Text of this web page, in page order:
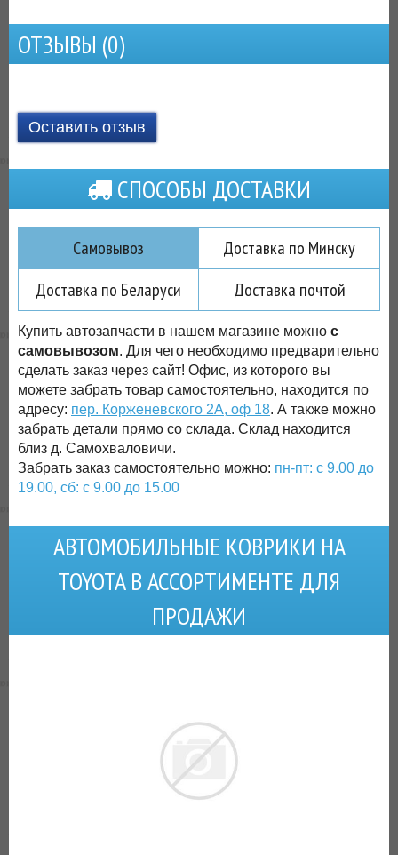
ОТЗЫВЫ (0)
Оставить отзыв
СПОСОБЫ ДОСТАВКИ
Самовывоз
Доставка по Минску
Доставка по Беларуси
Доставка почтой
Купить автозапчасти в нашем магазине можно с
самовывозом. Для чего необходимо предварительно
сделать заказ через сайт! Офис, из которого вы
можете забрать товар самостоятельно, находится по
адресу: пер. Корженевского 2А, оф 18. А также можно
забрать детали прямо со склада. Склад находится
близ д. Самохваловичи.
Забрать заказ самостоятельно можно: пн-пт: с 9.00 до
19.00, сб: с 9.00 до 15.00
АВТОМОБИЛЬНЫЕ КОВРИКИ НА
TOYOTA В АССОРТИМЕНТЕ ДЛЯ
ПРОДАЖИ